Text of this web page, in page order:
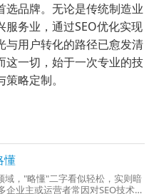
选品牌。无论是传统制造业
服务业，通过SEO优化实现
与用户转化的路径已愈发清
一切，始于一次专业的技
略定制。
懂
域，"略懂"二字看似轻松，实则暗
企业主或运营者常因对SEO技术一